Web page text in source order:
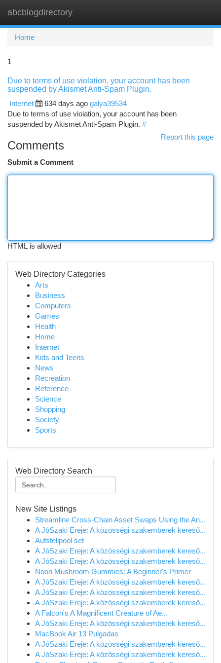
abcblogdirectory
Home
1
Due to terms of use violation, your account has been
suspended by Akismet Anti-Spam Plugin.
Internet
634 days ago galya39534
Due to terms of use violation, your account has been
suspended by Akismet Anti-Spam Plugin. #
Report this page
Comments
Submit a Comment
HTML is allowed
Web Directory Categories
Arts
Business
Computers
Games
Health
Home
Internet
Kids and Teens
News
Recreation
Reference
Science
Shopping
Society
Sports
Web Directory Search
New Site Listings
Streamline Cross-Chain Asset Swaps Using the An...
A JóSzaki Ereje: A közösségi szakemberek kereső...
Aufstellpool set
A JóSzaki Ereje: A közösségi szakemberek kereső...
A JóSzaki Ereje: A közösségi szakemberek kereső...
Noon Mushroom Gummies: A Beginner's Primer
A JóSzaki Ereje: A közösségi szakemberek kereső...
A JóSzaki Ereje: A közösségi szakemberek kereső...
A JóSzaki Ereje: A közösségi szakemberek kereső...
A Falcon's A Magnificent Creature of Ae...
A JóSzaki Ereje: A közösségi szakemberek kereső...
MacBook Air 13 Pulgadas
A JóSzaki Ereje: A közösségi szakemberek kereső...
A JóSzaki Ereje: A közösségi szakemberek kereső...